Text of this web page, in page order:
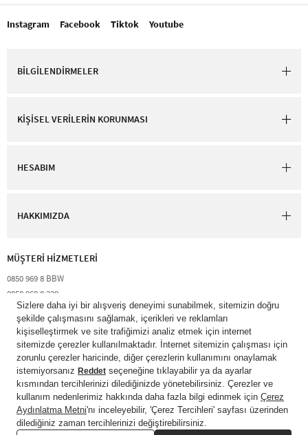
Instagram Facebook Tiktok Youtube
BİLGİLENDİRMELER
KİŞİSEL VERİLERİN KORUNMASI
HESABIM
HAKKIMIZDA
MÜŞTERİ HİZMETLERİ​
0850 969 8 BBW​
0850 969 8 229​​
destek@bathandbodyworks.com.tr
Resmi tatiller hariç hafta içi 09:00 – 18:00 saatleri arası​
© 2026 Bath & Body Works Direct Inc. Shaya Mağazacılık A.Ş. Franchise
lisansı aracılığıyla işletilen ticari markasıdır. Her hakkı saklıdır.
© Bath & Body Works.All Rights Reserved.